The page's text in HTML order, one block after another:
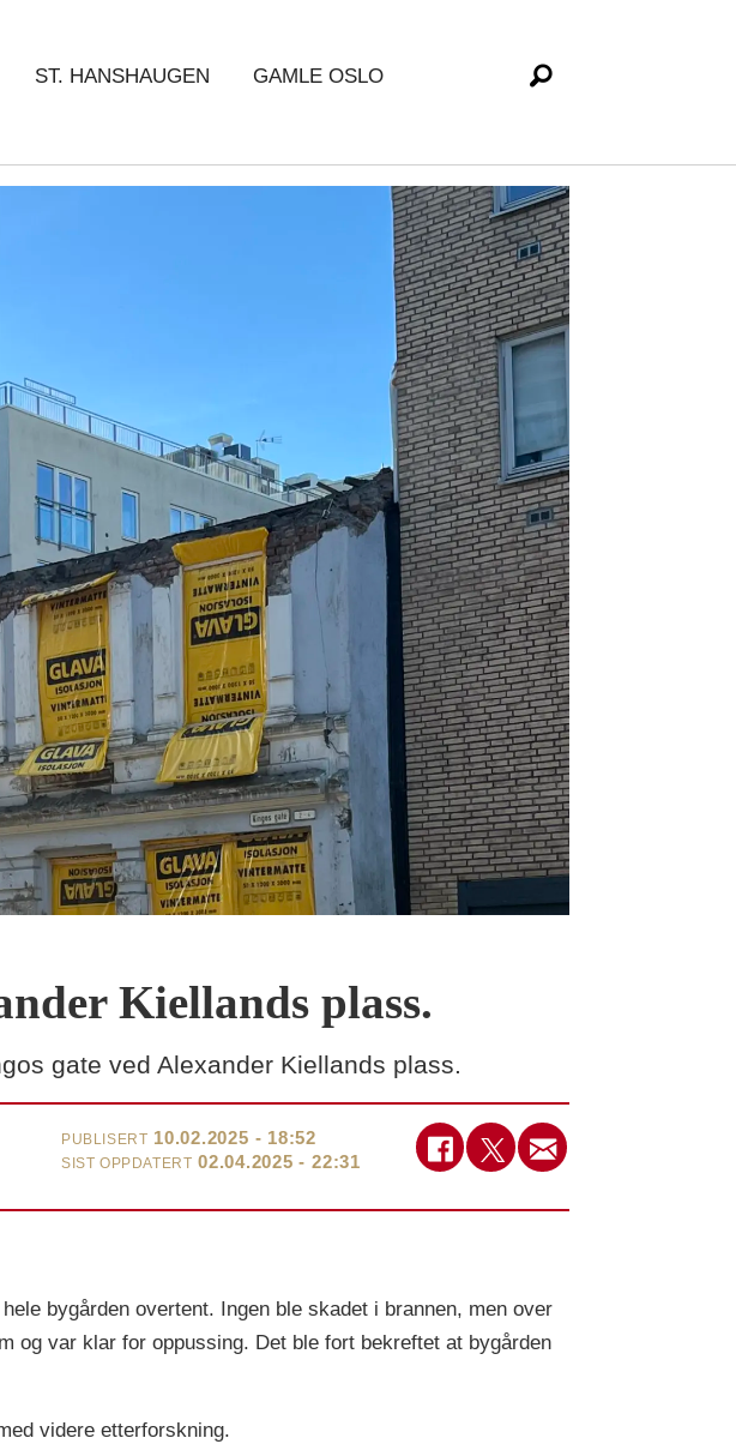
ST. HANSHAUGEN GAMLE OSLO
Kiellands plass.
gate ved Alexander Kiellands plass.
PUBLISERT 10.02.2025 - 18:52
SIST OPPDATERT 02.04.2025 - 22:31
bygården overtent. Ingen ble skadet i brannen, men over
og var klar for oppussing. Det ble fort bekreftet at bygården
videre etterforskning.